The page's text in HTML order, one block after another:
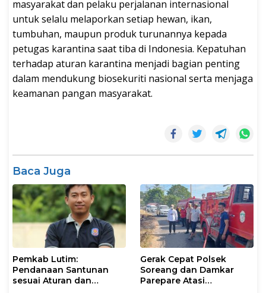
masyarakat dan pelaku perjalanan internasional
untuk selalu melaporkan setiap hewan, ikan,
tumbuhan, maupun produk turunannya kepada
petugas karantina saat tiba di Indonesia. Kepatuhan
terhadap aturan karantina menjadi bagian penting
dalam mendukung biosekuriti nasional serta menjaga
keamanan pangan masyarakat.
Baca Juga
Pemkab Lutim:
Pendanaan Santunan
sesuai Aturan dan
Gerak Cepat Polsek
Soreang dan Damkar
Parepare Atasi